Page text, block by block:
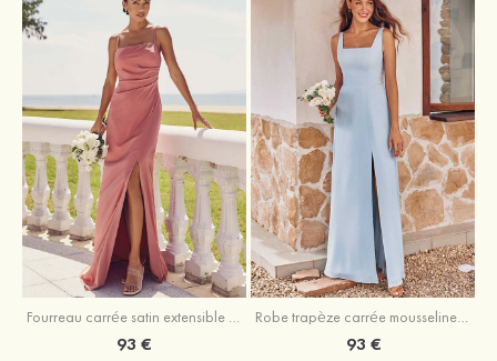
93 € 93 €